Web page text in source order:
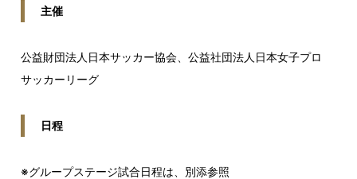
主催
公益財団法人日本サッカー協会、公益社団法人日本女子プロ
サッカーリーグ
日程
※グループステージ試合日程は、別添参照